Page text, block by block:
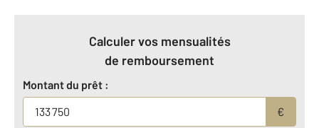
Calculer vos mensualités
de remboursement
Montant du prêt :
€